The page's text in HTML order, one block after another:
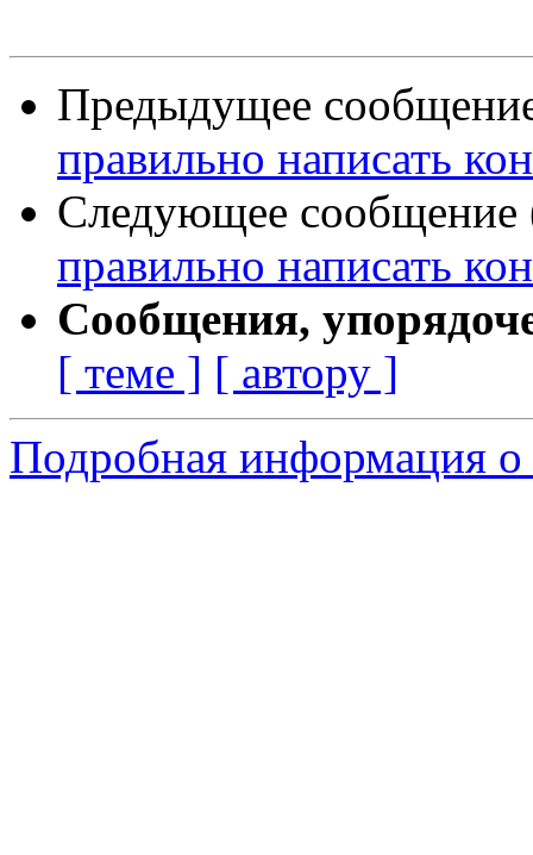
Предыдущее
правильно написать
Следующее сообщение
правильно написать
Сообщения,
[ теме ] [ автору ]
Подробная информация